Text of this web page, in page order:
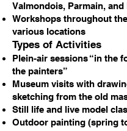
Valmondois, Parmain, and
Workshops throughout
various locations
Types of Activities
Plein-air sessions “in the
the painters”
Museum visits with
sketching from the old
Still life and live model
Outdoor painting (spring